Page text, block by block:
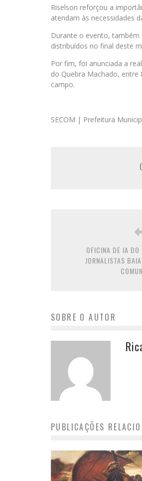
Riselson reforçou a
atendam às necessidades
Durante o evento,
distribuídos no final deste
Por fim, foi anunciada a
do Quebra Machado,
campo.
SECOM | Prefeitura
OFICINA DE IA DO
JORNALISTAS
SOBRE O AUTOR
PUBLICAÇÕES